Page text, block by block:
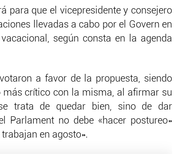
para que el vicepresidente y consejero
llevadas a cabo por el Govern en
según consta en la agenda
a favor de la propuesta, siendo
más crítico con la misma, al afirmar su
trata de quedar bien, sino de dar
Parlament no debe «hacer postureo»
en agosto».